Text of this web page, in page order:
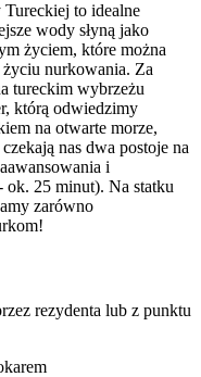
to idealne
wody słyną jako
życiem, które można
nurkowania. Za
tureckim wybrzeżu
którą odwiedzimy
na otwarte morze,
nas dwa postoje na
i
ok. 25 minut). Na statku
zarówno
rezydenta lub z punktu